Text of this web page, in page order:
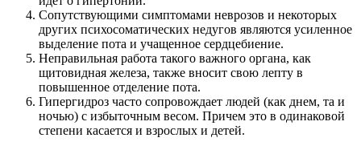
Сопутствующими симптомами неврозов и некоторых
других психосоматических недугов являются усиленное
выделение пота и учащенное сердцебиение.
Неправильная работа такого важного органа, как
щитовидная железа, также вносит свою лепту в
повышенное отделение пота.
Гипергидроз часто сопровождает людей (как днем, та и
ночью) с избыточным весом. Причем это в одинаковой
степени касается и взрослых и детей.